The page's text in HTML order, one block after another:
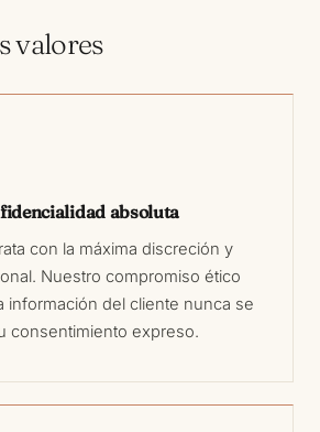
valores
absoluta
con la máxima discreción y
Nuestro compromiso ético
información del cliente nunca se
consentimiento expreso.